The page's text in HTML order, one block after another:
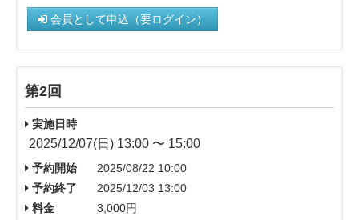
会員として申込（要ログイン）
第2回
実施日時
2025/12/07(日) 13:00 〜 15:00
予約開始
2025/08/22 10:00
予約終了
2025/12/03 13:00
料金
3,000円